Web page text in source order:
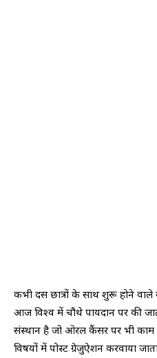
कभी दस छात्रों के साथ शुरू होने
आज विश्व में चौथे पायदान पर की
संस्थान है जो ओरल कैंसर पर भी काम
विषयों में पोस्ट ग्रेजुऐशन करवाया